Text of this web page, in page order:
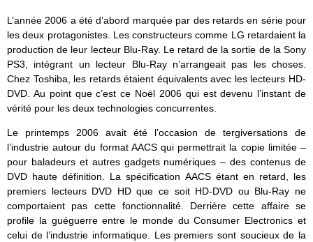
L’année 2006 a été d’abord marquée par des retards en série pour
les deux protagonistes. Les constructeurs comme LG retardaient la
production de leur lecteur Blu-Ray. Le retard de la sortie de la Sony
PS3, intégrant un lecteur Blu-Ray n’arrangeait pas les choses.
Chez Toshiba, les retards étaient équivalents avec les lecteurs HD-
DVD. Au point que c’est ce Noël 2006 qui est devenu l’instant de
vérité pour les deux technologies concurrentes.
Le printemps 2006 avait été l’occasion de tergiversations de
l’industrie autour du format AACS qui permettrait la copie limitée –
pour baladeurs et autres gadgets numériques – des contenus de
DVD haute définition. La spécification AACS étant en retard, les
premiers lecteurs DVD HD que ce soit HD-DVD ou Blu-Ray ne
comportaient pas cette fonctionnalité. Derrière cette affaire se
profile la guéguerre entre le monde du Consumer Electronics et
celui de l’industrie informatique. Les premiers sont soucieux de la